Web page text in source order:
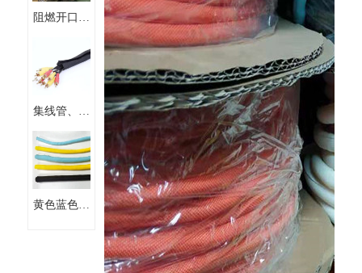
阻燃开口自
保护套管编
织套管
集线管、粘
式套管、扣
式套管
黄色蓝色橙